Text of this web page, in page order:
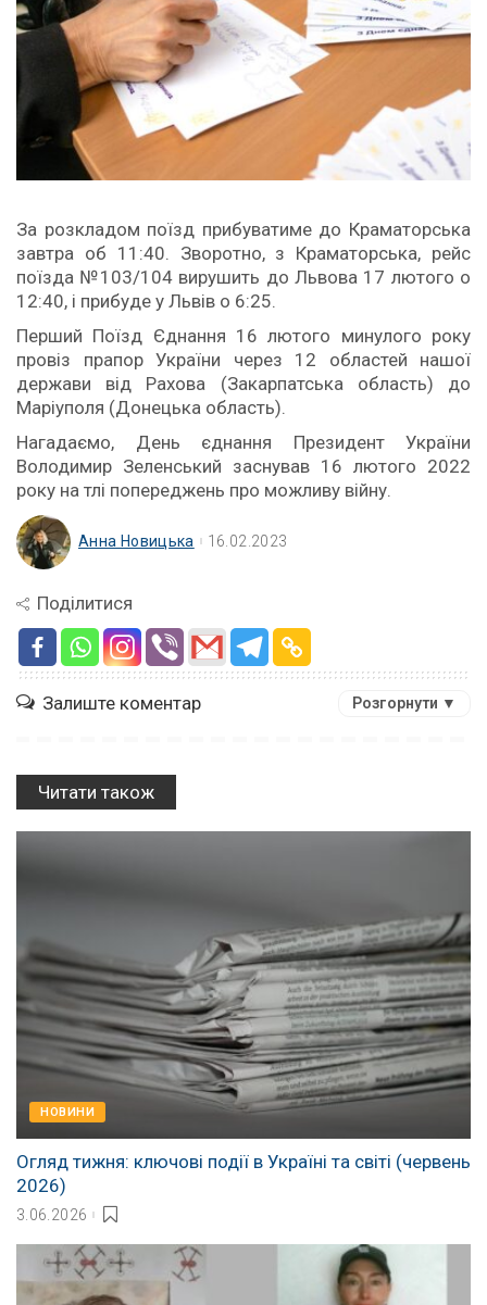
За розкладом поїзд прибуватиме до Краматорська
завтра об 11:40. Зворотно, з Краматорська, рейс
поїзда №103/104 вирушить до Львова 17 лютого о
12:40, і прибуде у Львів о 6:25.
Перший Поїзд Єднання 16 лютого минулого року
провіз прапор України через 12 областей нашої
держави від Рахова (Закарпатська область) до
Маріуполя (Донецька область).
Нагадаємо, День єднання Президент України
Володимир Зеленський заснував 16 лютого 2022
року на тлі попереджень про можливу війну.
Анна Новицька 16.02.2023
Поділитися
Залиште коментар Розгорнути ▼
Читати також
НОВИНИ
Огляд тижня: ключові події в Україні та світі (червень
2026)
3.06.2026